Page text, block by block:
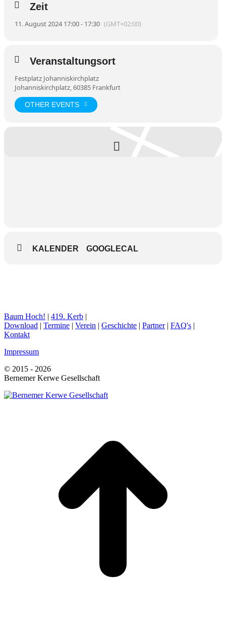
Zeit
11. August 2024 17:00 - 17:30 (GMT+02:00)
Veranstaltungsort
Festplatz Johanniskirchplatz
Johanniskirchplatz, 60385 Frankfurt
OTHER EVENTS
KALENDER GOOGLECAL
Baum Hoch! | 419. Kerb |
Download | Termine | Verein | Geschichte | Partner| FAQ's |
Kontakt
Impressum
© 2015 - 2026
Bernemer Kerwe Gesellschaft